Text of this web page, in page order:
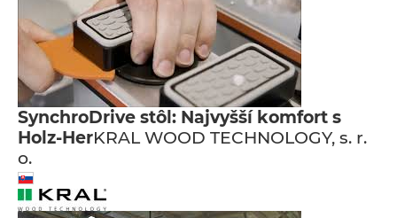
SynchroDrive stôl: Najvyšší komfort s
Holz-HerKRAL WOOD TECHNOLOGY, s. r.
o.